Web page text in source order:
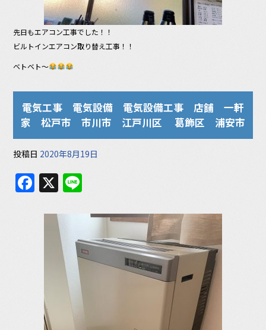
先日もエアコン工事でした！！
ビルトインエアコン取り替え工事！！
ベトベト〜
電気工事 電気設備 電気設備工事 店舗 一軒
家 松戸市 市川市 江戸川区 葛飾区 浦安市
投稿日 2020年8月19日
F
a
c
o
k
X
e